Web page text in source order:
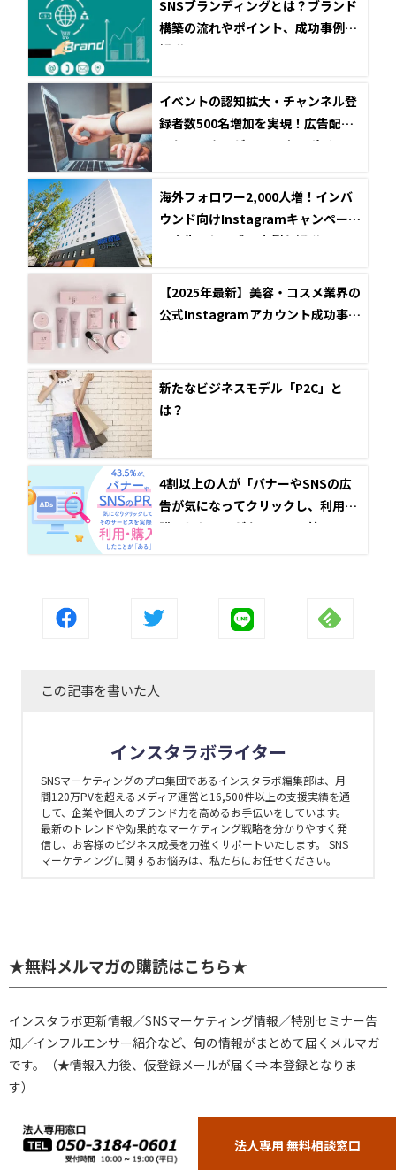
SNSブランディングとは？ブランド
構築の流れやポイント、成功事例を
解説！
イベントの認知拡大・チャンネル登
録者数500名増加を実現！広告配信
におけるターゲット設定のポイント
海外フォロワー2,000人増！インバ
ウンド向けInstagramキャンペーン
＆広告配信の成功事例を解説！
【2025年最新】美容・コスメ業界の
公式Instagramアカウント成功事例
新たなビジネスモデル「P2C」と
は？
4割以上の人が「バナーやSNSの広
告が気になってクリックし、利用・
購入したことがある」と回答
この記事を書いた人
インスタラボライター
SNSマーケティングのプロ集団であるインスタラボ編集部は、月
間120万PVを超えるメディア運営と16,500件以上の支援実績を通
して、企業や個人のブランド力を高めるお手伝いをしています。
最新のトレンドや効果的なマーケティング戦略を分かりやすく発
信し、お客様のビジネス成長を力強くサポートいたします。 SNS
マーケティングに関するお悩みは、私たちにお任せください。
★無料メルマガの購読はこちら★
インスタラボ更新情報／SNSマーケティング情報／特別セミナー告
知／インフルエンサー紹介など、旬の情報がまとめて届くメルマガ
です。（★情報入力後、仮登録メールが届く⇒ 本登録となりま
す）
Name*
法人専用 無料相談窓口